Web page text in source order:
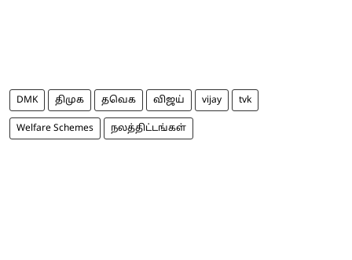
DMK திமுக தவெக விஜய் vijay tvk
Welfare Schemes நலத்திட்டங்கள்